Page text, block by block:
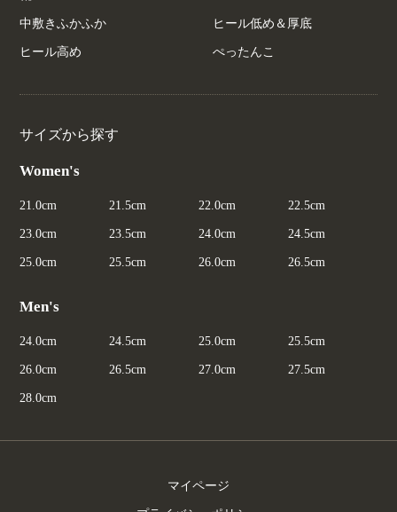
中敷きふかふか ヒール低め＆厚底
ヒール高め ぺったんこ
サイズから探す
Women's
21.0cm 21.5cm 22.0cm 22.5cm
23.0cm 23.5cm 24.0cm 24.5cm
25.0cm 25.5cm 26.0cm 26.5cm
Men's
24.0cm 24.5cm 25.0cm 25.5cm
26.0cm 26.5cm 27.0cm 27.5cm
28.0cm
マイページ